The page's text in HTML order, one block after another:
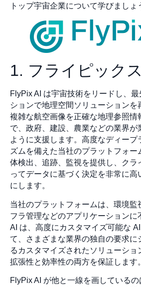
トップ宇宙企業について学びましょ
1. フライピック
FlyPix AI は宇宙技術をリードし、
ションで地理空間ソリューションを
複雑な航空画像を正確な地理参照情
で、政府、建設、農業などの業界が
ように支援します。高度なディープ
ズムを備えた当社のプラットフォー
体検出、追跡、監視を提供し、クラ
ってデータに基づく決定を非常に高
にします。
当社のプラットフォームは、環境監
フラ管理などのアプリケーション
AI は、高度にカスタマイズ可能な
て、さまざまな業界の独自の要求に
るカスタマイズされたソリューショ
拡張性と効率性の両方を保証します。
FlyPix AI が他と一線を画している